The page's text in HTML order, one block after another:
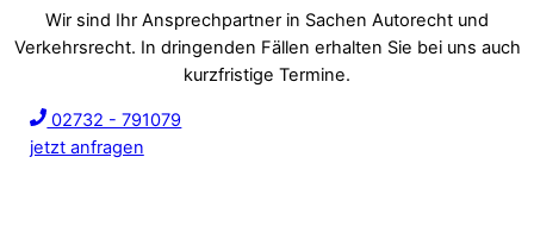
Wir sind Ihr Ansprechpartner in Sachen Autorecht und
Verkehrsrecht. In dringenden Fällen erhalten Sie bei uns auch
kurzfristige Termine.
02732 - 791079
jetzt anfragen